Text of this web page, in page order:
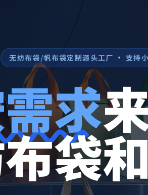
无纺布袋/帆布袋定制源头工厂 · 支持
求
袋